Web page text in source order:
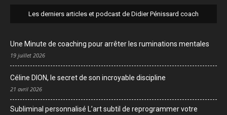
Les derniers articles et podcast de Didier Pénissard coach
Une Minute de coaching pour arrêter les ruminations mentales
19 juillet 2026
Céline DION, le secret de son incroyable discipline
21 avril 2026
Subliminal personnalisé L’art subtil de reprogrammer votre